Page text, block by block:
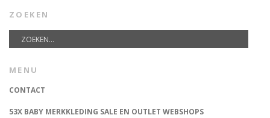
ZOEKEN
MENU
CONTACT
53X BABY MERKKLEDING SALE EN OUTLET WEBSHOPS